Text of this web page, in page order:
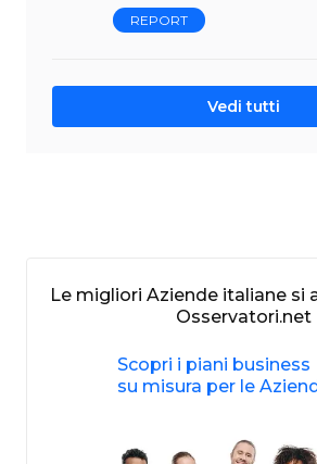
REPORT
Vedi tutti
Le migliori Aziende italiane si
Osservatori.net
Scopri i piani business
su misura per le